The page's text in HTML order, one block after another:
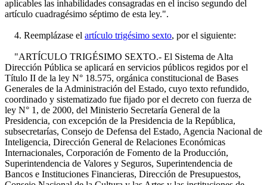
aplicables las inhabilidades consagradas en el inciso segundo del
artículo cuadragésimo séptimo de esta ley.".
4. Reemplázase el artículo trigésimo sexto, por el siguiente:
"ARTÍCULO TRIGÉSIMO SEXTO.- El Sistema de Alta
Dirección Pública se aplicará en servicios públicos regidos por el
Título II de la ley N° 18.575, orgánica constitucional de Bases
Generales de la Administración del Estado, cuyo texto refundido,
coordinado y sistematizado fue fijado por el decreto con fuerza de
ley N° 1, de 2000, del Ministerio Secretaría General de la
Presidencia, con excepción de la Presidencia de la República,
subsecretarías, Consejo de Defensa del Estado, Agencia Nacional de
Inteligencia, Dirección General de Relaciones Económicas
Internacionales, Corporación de Fomento de la Producción,
Superintendencia de Valores y Seguros, Superintendencia de
Bancos e Instituciones Financieras, Dirección de Presupuestos,